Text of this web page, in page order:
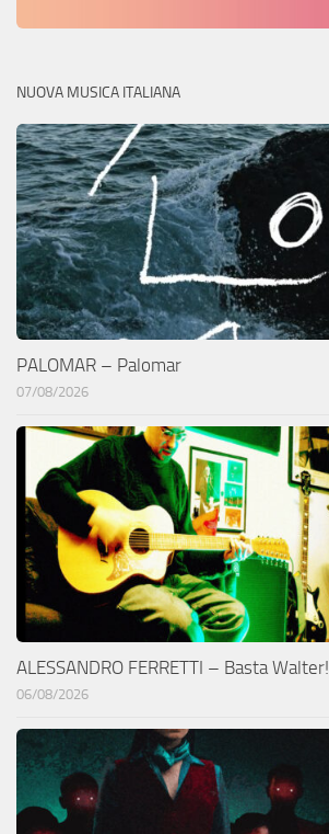
NUOVA MUSICA ITALIANA
PALOMAR – Palomar
07/08/2026
ALESSANDRO FERRETTI – Basta Walter!
06/08/2026